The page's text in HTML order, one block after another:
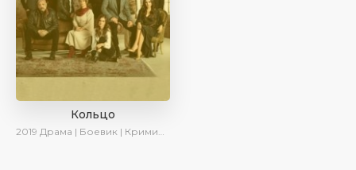
Кольцо
2019 Драма | Боевик | Криминал